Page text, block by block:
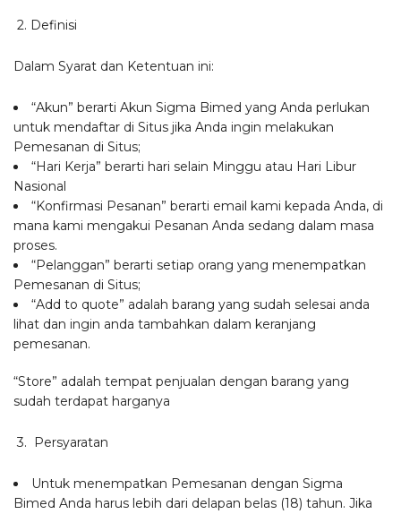
2. Definisi
Dalam Syarat dan Ketentuan ini:
“Akun” berarti Akun Sigma Bimed yang Anda perlukan
untuk mendaftar di Situs jika Anda ingin melakukan
Pemesanan di Situs;
“Hari Kerja” berarti hari selain Minggu atau Hari Libur
Nasional
“Konfirmasi Pesanan” berarti email kami kepada Anda, di
mana kami mengakui Pesanan Anda sedang dalam masa
proses.
“Pelanggan” berarti setiap orang yang menempatkan
Pemesanan di Situs;
“Add to quote” adalah barang yang sudah selesai anda
lihat dan ingin anda tambahkan dalam keranjang
pemesanan.
“Store” adalah tempat penjualan dengan barang yang
sudah terdapat harganya
3. Persyaratan
Untuk menempatkan Pemesanan dengan Sigma
Bimed Anda harus lebih dari delapan belas (18) tahun. Jika